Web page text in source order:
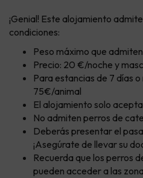
¡Genial! Este alojamiento
condiciones:
Peso máximo que
Precio: 20 €/noche y
Para estancias de 7 días
75€/animal
El alojamiento solo
No admiten perros de
Deberás presentar el
¡Asegúrate de llevar su
Recuerda que los perros
pueden acceder a las